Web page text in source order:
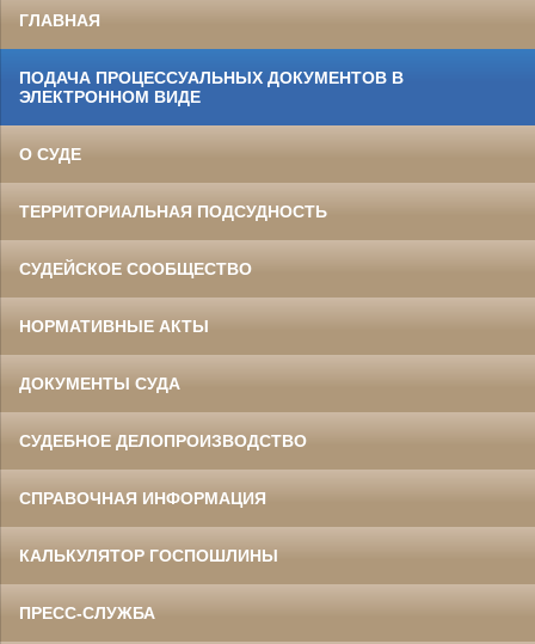
ГЛАВНАЯ
ПОДАЧА ПРОЦЕССУАЛЬНЫХ ДОКУМЕНТОВ В
ЭЛЕКТРОННОМ ВИДЕ
О СУДЕ
ТЕРРИТОРИАЛЬНАЯ ПОДСУДНОСТЬ
СУДЕЙСКОЕ СООБЩЕСТВО
НОРМАТИВНЫЕ АКТЫ
ДОКУМЕНТЫ СУДА
СУДЕБНОЕ ДЕЛОПРОИЗВОДСТВО
СПРАВОЧНАЯ ИНФОРМАЦИЯ
КАЛЬКУЛЯТОР ГОСПОШЛИНЫ
ПРЕСС-СЛУЖБА